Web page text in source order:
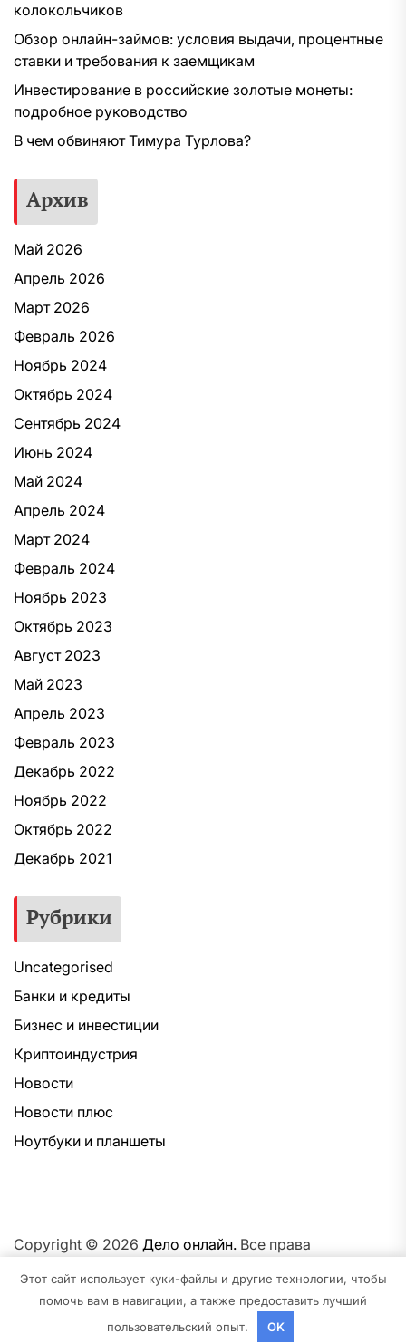
колокольчиков
Обзор онлайн-займов: условия выдачи, процентные
ставки и требования к заемщикам
Инвестирование в российские золотые монеты:
подробное руководство
В чем обвиняют Тимура Турлова?
Архив
Май 2026
Апрель 2026
Март 2026
Февраль 2026
Ноябрь 2024
Октябрь 2024
Сентябрь 2024
Июнь 2024
Май 2024
Апрель 2024
Март 2024
Февраль 2024
Ноябрь 2023
Октябрь 2023
Август 2023
Май 2023
Апрель 2023
Февраль 2023
Декабрь 2022
Ноябрь 2022
Октябрь 2022
Декабрь 2021
Рубрики
Uncategorised
Банки и кредиты
Бизнес и инвестиции
Криптоиндустрия
Новости
Новости плюс
Ноутбуки и планшеты
Copyright © 2026 Дело онлайн. Все права
платформеWordPress.
Этот сайт использует куки-файлы и другие технологии, чтобы
помочь вам в навигации, а также предоставить лучший
пользовательский опыт.
OK